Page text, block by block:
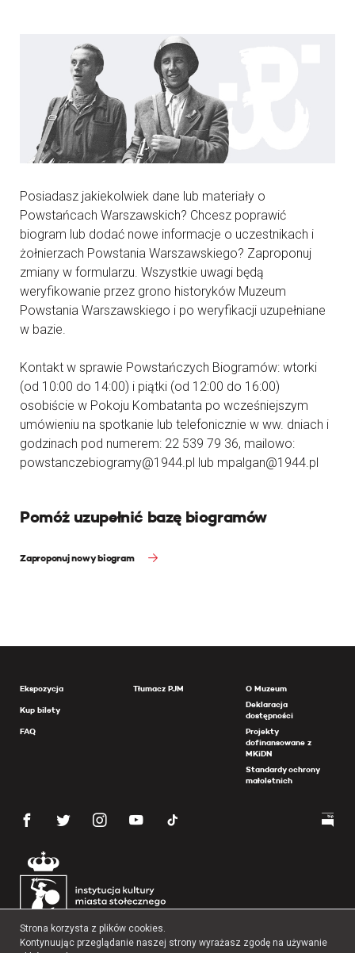
Posiadasz jakiekolwiek dane lub materiały o
Powstańcach Warszawskich? Chcesz poprawić
biogram lub dodać nowe informacje o uczestnikach i
żołnierzach Powstania Warszawskiego? Zaproponuj
zmiany w formularzu. Wszystkie uwagi będą
weryfikowanie przez grono historyków Muzeum
Powstania Warszawskiego i po weryfikacji uzupełniane
w bazie.
Kontakt w sprawie Powstańczych Biogramów: wtorki
(od 10:00 do 14:00) i piątki (od 12:00 do 16:00)
osobiście w Pokoju Kombatanta po wcześniejszym
umówieniu na spotkanie lub telefonicznie w ww. dniach i
godzinach pod numerem: 22 539 79 36, mailowo:
powstanczebiogramy@1944.pl lub mpalgan@1944.pl
Pomóż uzupełnić bazę biogramów
Zaproponuj nowy biogram
Ekspozycja
Kup bilety
FAQ
Tłumacz PJM
O Muzeum
Deklaracja
dostępności
Projekty
dofinansowane z
MKiDN
Standardy ochrony
małoletnich
Strona korzysta z plików cookies.
Kontynuując przeglądanie naszej strony wyrażasz zgodę na używanie